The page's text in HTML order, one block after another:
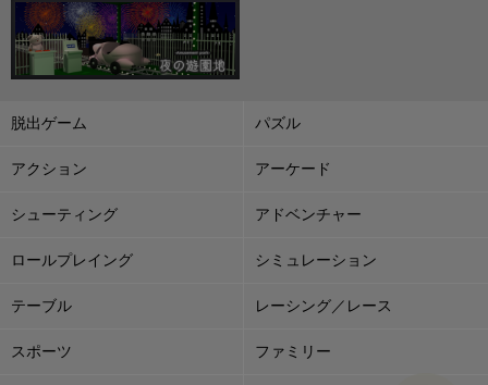
脱出ゲーム パズル
アクション アーケード
シューティング アドベンチャー
ロールプレイング シミュレーション
テーブル レーシング／レース
スポーツ ファミリー